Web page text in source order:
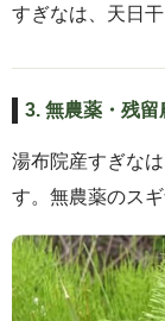
すぎなは、天日
3. 無農薬・残留
湯布院産すぎな
す。無農薬のス